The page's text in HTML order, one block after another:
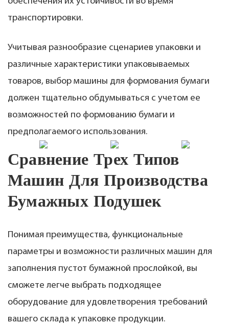
транспортировки.
Учитывая разнообразие сценариев упаковки и
различные характеристики упаковываемых
товаров, выбор машины для формования бумаги
должен тщательно обдумываться с учетом ее
возможностей по формованию бумаги и
предполагаемого использования.
Сравнение Трех Типов
Машин Для Производства
Бумажных Подушек
Понимая преимущества, функциональные
параметры и возможности различных машин для
заполнения пустот бумажной прослойкой, вы
сможете легче выбрать подходящее
оборудование для удовлетворения требований
вашего склада к упаковке продукции.